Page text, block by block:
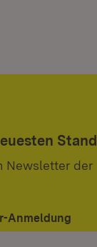
Stand
Newsletter der
Anmeldung